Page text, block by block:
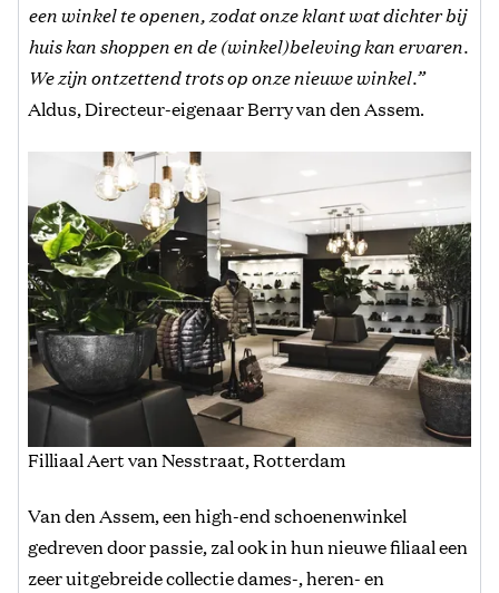
een winkel te openen, zodat onze klant wat dichter bij
huis kan shoppen en de (winkel)beleving kan ervaren.
We zijn ontzettend trots op onze nieuwe winkel.”
Aldus, Directeur-eigenaar Berry van den Assem.
Filliaal Aert van Nesstraat, Rotterdam
Van den Assem, een high-end schoenenwinkel
gedreven door passie, zal ook in hun nieuwe filiaal een
zeer uitgebreide collectie dames-, heren- en